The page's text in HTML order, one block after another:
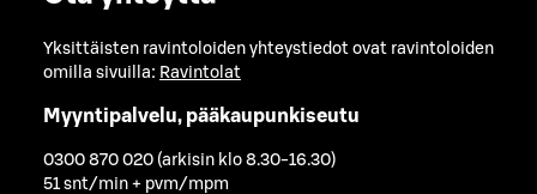
Yksittäisten ravintoloiden yhteystiedot ovat ravintoloiden
omilla sivuilla: Ravintolat
Myyntipalvelu, pääkaupunkiseutu
0300 870 020 (arkisin klo 8.30-16.30)
51 snt/min + pvm/mpm